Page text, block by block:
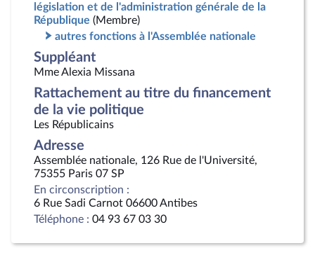
législation et de l'administration générale de la
République (Membre)
autres fonctions à l'Assemblée nationale
Suppléant
Mme Alexia Missana
Rattachement au titre du financement
de la vie politique
Les Républicains
Adresse
Assemblée nationale, 126 Rue de l'Université,
75355 Paris 07 SP
En circonscription :
6 Rue Sadi Carnot 06600 Antibes
Téléphone : 04 93 67 03 30